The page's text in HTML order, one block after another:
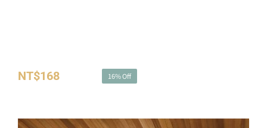
原
價
NT$168
目
價
16% Off